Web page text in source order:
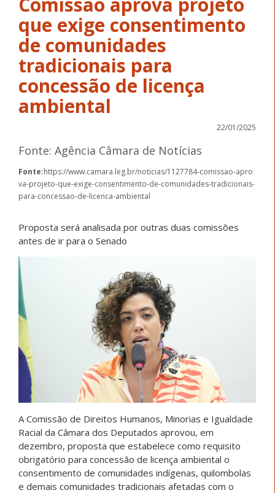
que exige consentimento
de comunidades
tradicionais para
concessão de licença
ambiental
22/01/2025
Fonte: Agência Câmara de Notícias
Fonte:https://www.camara.leg.br/noticias/1127784-comissao-apro
va-projeto-que-exige-consentimento-de-comunidades-tradicionais-
para-concessao-de-licenca-ambiental
Proposta será analisada por outras duas comissões
antes de ir para o Senado
A Comissão de Direitos Humanos, Minorias e Igualdade
Racial da Câmara dos Deputados aprovou, em
dezembro, proposta que estabelece como requisito
obrigatório para concessão de licença ambiental o
consentimento de comunidades indígenas, quilombolas
e demais comunidades tradicionais afetadas com o